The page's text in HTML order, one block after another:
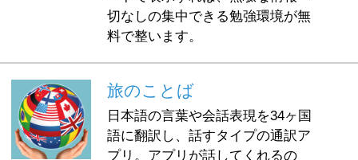
切なしの集中できる勉強環境が無
料で整います。
旅のことば
日本語の言葉や会話表現を34ヶ国
語に翻訳し、話すタイプの通訳ア
プリ。アプリが話してくれるの